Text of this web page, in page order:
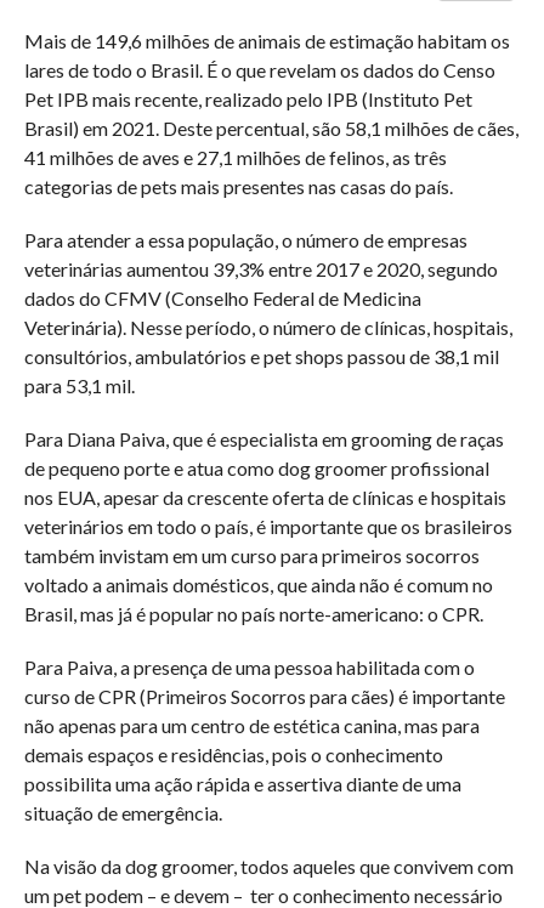
Mais de 149,6 milhões de animais de estimação habitam os
lares de todo o Brasil. É o que revelam os dados do Censo
Pet IPB mais recente, realizado pelo IPB (Instituto Pet
Brasil) em 2021. Deste percentual, são 58,1 milhões de cães,
41 milhões de aves e 27,1 milhões de felinos, as três
categorias de pets mais presentes nas casas do país.
Para atender a essa população, o número de empresas
veterinárias aumentou 39,3% entre 2017 e 2020, segundo
dados do CFMV (Conselho Federal de Medicina
Veterinária). Nesse período, o número de clínicas, hospitais,
consultórios, ambulatórios e pet shops passou de 38,1 mil
para 53,1 mil.
Para Diana Paiva, que é especialista em grooming de raças
de pequeno porte e atua como dog groomer profissional
nos EUA, apesar da crescente oferta de clínicas e hospitais
veterinários em todo o país, é importante que os brasileiros
também invistam em um curso para primeiros socorros
voltado a animais domésticos, que ainda não é comum no
Brasil, mas já é popular no país norte-americano: o CPR.
Para Paiva, a presença de uma pessoa habilitada com o
curso de CPR (Primeiros Socorros para cães) é importante
não apenas para um centro de estética canina, mas para
demais espaços e residências, pois o conhecimento
possibilita uma ação rápida e assertiva diante de uma
situação de emergência.
Na visão da dog groomer, todos aqueles que convivem com
um pet podem – e devem – ter o conhecimento necessário